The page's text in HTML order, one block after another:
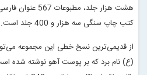
هشت هزار جلد،
کتب چاپ سنگی سه هزار و 400 جلد است.
از قدیمی‌ترین نسخ خطی این مجموعه
(ع) نام برد که بر پوست آهو نوشته شده